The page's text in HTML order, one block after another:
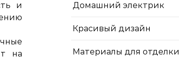
и
на
Домашний электрик
Красивый дизайн
Материалы для отделки